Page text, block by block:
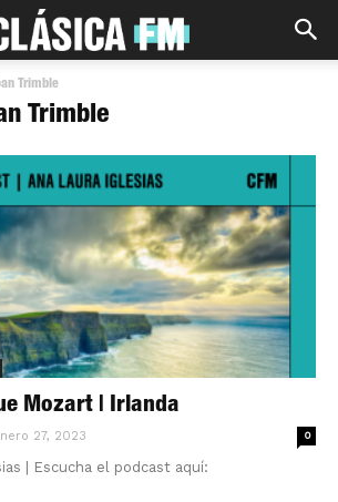
Trimble
Trimble
Mozart | Irlanda
27, 2023 0
| Escucha el podcast aquí: